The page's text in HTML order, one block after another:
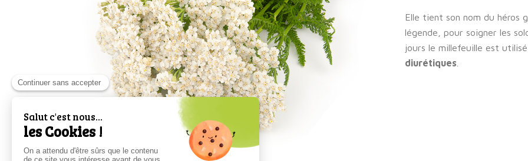
Elle tient son nom du héros
légende, pour soigner les
jours le millefeuille est
diurétiques